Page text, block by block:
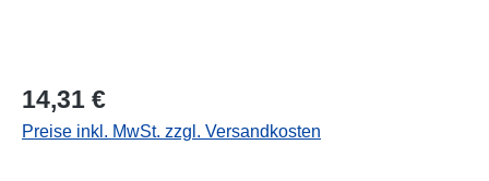
Regulärer Preis:
14,31 €
Preise inkl. MwSt. zzgl. Versandkosten